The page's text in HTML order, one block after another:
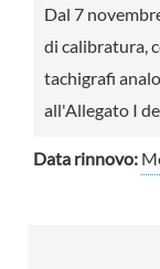
Dal 7
di calibratura,
tachigrafi
all'Allegato I
Data rinnovo: